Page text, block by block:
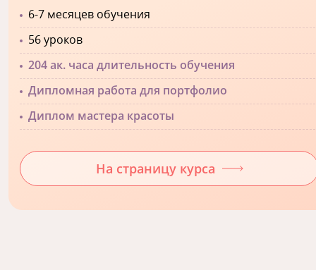
6-7 месяцев обучения
56 уроков
204 ак. часа длительность обучения
Дипломная работа для портфолио
Диплом мастера красоты
На страницу курса